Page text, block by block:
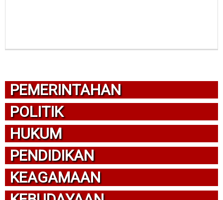
PEMERINTAHAN
POLITIK
HUKUM
PENDIDIKAN
KEAGAMAAN